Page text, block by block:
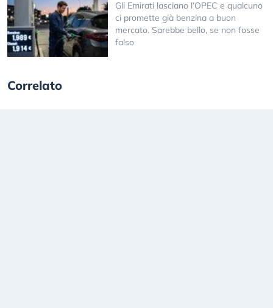
Gli Emirati lasciano l’OPEC e qualcuno
ci promette già benzina a buon
mercato. Sarebbe bello, se non fosse
falso
Correlato